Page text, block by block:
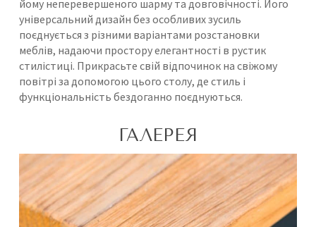
йому неперевершеного шарму та довговічності. Його
універсальний дизайн без особливих зусиль
поєднується з різними варіантами розстановки
меблів, надаючи простору елегантності в рустик
стилістиці. Прикрасьте свій відпочинок на свіжому
повітрі за допомогою цього столу, де стиль і
функціональність бездоганно поєднуються.
ГАЛЕРЕЯ